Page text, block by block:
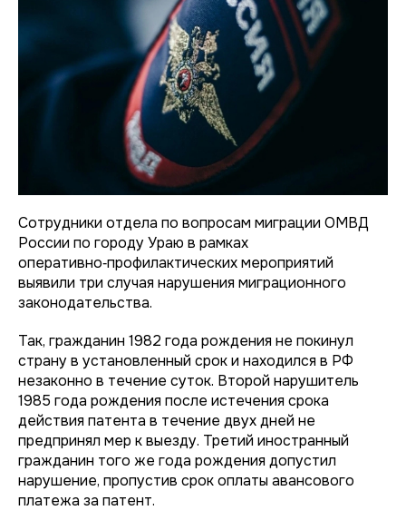
Сотрудники отдела по вопросам миграции ОМВД
России по городу Ураю в рамках
оперативно‑профилактических мероприятий
выявили три случая нарушения миграционного
законодательства.
Так, гражданин 1982 года рождения не покинул
страну в установленный срок и находился в РФ
незаконно в течение суток. Второй нарушитель
1985 года рождения после истечения срока
действия патента в течение двух дней не
предпринял мер к выезду. Третий иностранный
гражданин того же года рождения допустил
нарушение, пропустив срок оплаты авансового
платежа за патент.